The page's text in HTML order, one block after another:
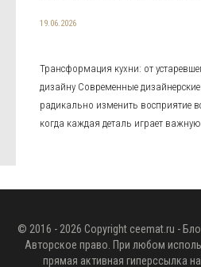
19.06.2026
Трансформация кухни: от
дизайну Современные
радикально изменить восприятие
когда каждая деталь играет
© 2016 - 2026 Copyright ceemat.ru -
Авторское право. При любом
прямая активная гиперссылка на